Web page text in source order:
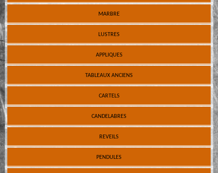
MARBRE
LUSTRES
APPLIQUES
TABLEAUX ANCIENS
CARTELS
CANDELABRES
REVEILS
PENDULES